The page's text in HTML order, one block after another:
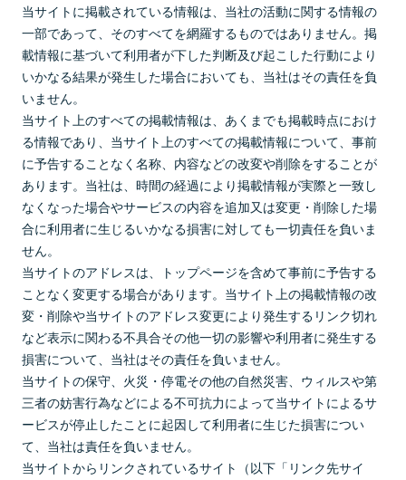
当サイトに掲載されている情報は、当社の活動に関する情報の
一部であって、そのすべてを網羅するものではありません。掲
載情報に基づいて利用者が下した判断及び起こした行動により
いかなる結果が発生した場合においても、当社はその責任を負
いません。
当サイト上のすべての掲載情報は、あくまでも掲載時点におけ
る情報であり、当サイト上のすべての掲載情報について、事前
に予告することなく名称、内容などの改変や削除をすることが
あります。当社は、時間の経過により掲載情報が実際と一致し
なくなった場合やサービスの内容を追加又は変更・削除した場
合に利用者に生じるいかなる損害に対しても一切責任を負いま
せん。
当サイトのアドレスは、トップページを含めて事前に予告する
ことなく変更する場合があります。当サイト上の掲載情報の改
変・削除や当サイトのアドレス変更により発生するリンク切れ
など表示に関わる不具合その他一切の影響や利用者に発生する
損害について、当社はその責任を負いません。
当サイトの保守、火災・停電その他の自然災害、ウィルスや第
三者の妨害行為などによる不可抗力によって当サイトによるサ
ービスが停止したことに起因して利用者に生じた損害につい
て、当社は責任を負いません。
当サイトからリンクされているサイト（以下「リンク先サイ